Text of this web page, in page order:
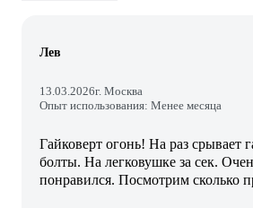
Лев
13.03.2026г. Москва
Опыт использования: Менее месяца
Гайковерт огонь! На раз срывает
болты. На легковушке за сек.
понравился. Посмотрим сколько